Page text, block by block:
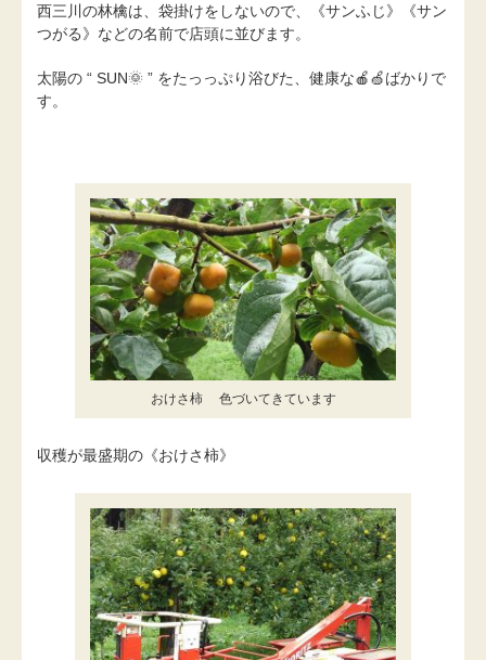
西三川の林檎は、袋掛けをしないので、《サンふじ》《サン
つがる》などの名前で店頭に並びます。
太陽の “ SUN🌞 ” をたっっぷり浴びた、健康な🍎🍏ばかりで
す。
おけさ柿 色づいてきています
収穫が最盛期の《おけさ柿》